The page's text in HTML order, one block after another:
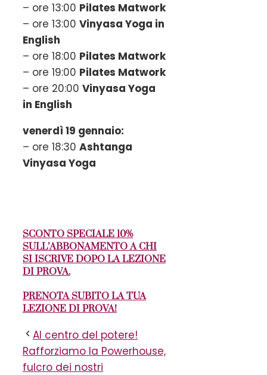
– ore 13:00 Pilates Matwork
– ore 13:00 Vinyasa Yoga in
English
– ore 18:00 Pilates Matwork
– ore 19:00 Pilates Matwork
– ore 20:00 Vinyasa Yoga
in English
venerdì 19 gennaio:
– ore 18:30 Ashtanga
Vinyasa Yoga
SCONTO SPECIALE 10%
SULL’ABBONAMENTO A CHI
SI ISCRIVE DOPO LA LEZIONE
DI PROVA.
PRENOTA SUBITO LA TUA
LEZIONE DI PROVA!
Al centro del potere!
Rafforziamo la Powerhouse,
fulcro dei nostri